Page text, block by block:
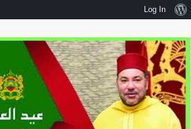
نبذة
ووردبريس
Log In